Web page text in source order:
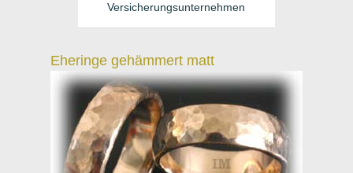
Versicherungsunternehmen
Eheringe gehämmert matt